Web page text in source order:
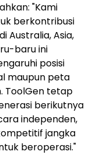
"Kami
berkontribusi
Australia, Asia,
baru ini
posisi
maupun peta
ToolGen tetap
berikutnya
independen,
jangka
beroperasi."